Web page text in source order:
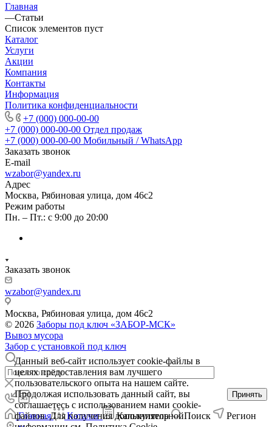
Главная
—Статьи
Список элементов пуст
Каталог
Услуги
Акции
Компания
Контакты
Информация
Политика конфиденциальности
+7 (000) 000-00-00
+7 (000) 000-00-00 Отдел продаж
+7 (000) 000-00-00 Мобильный / WhatsApp
Заказать звонок
E-mail
wzabor@yandex.ru
Адрес
Москва, Рябиновая улица, дом 46с2
Режим работы
Пн. – Пт.: с 9:00 до 20:00
Заказать звонок
wzabor@yandex.ru
Москва, Рябиновая улица, дом 46с2
© 2026 Заборы под ключ «ЗАБОР-МСК»
Вывоз мусора
Забор с установкой под ключ
Главная Каталог Калькулятор Поиск
Регион
Данный веб-сайт использует cookie-файлы в
целях предоставления вам лучшего
пользовательского опыта на нашем сайте.
Продолжая использовать данный сайт, вы
соглашаетесь с использованием нами cookie-
файлов. Для получения дополнительной
Принять